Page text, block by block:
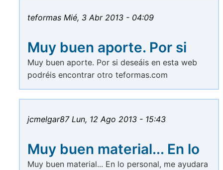
teformas Mié, 3 Abr 2013 - 04:09
Muy buen aporte. Por si
Muy buen aporte. Por si deseáis en esta web
podréis encontrar otro teformas.com
jcmelgar87 Lun, 12 Ago 2013 - 15:43
Muy buen material... En lo
Muy buen material... En lo personal, me ayudara